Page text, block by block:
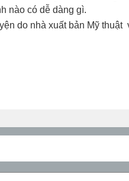
nào có dễ dàng gì.
do nhà xuất bản Mỹ thuật